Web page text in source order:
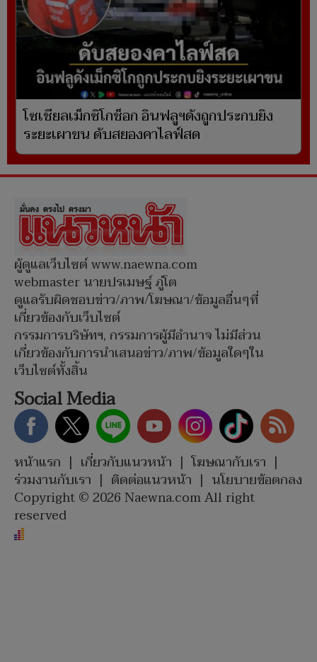
โซเชียลเม็กซิโกช็อก อินฟลูฯดังถูกประกบยิง
ระยะเผาขน ดับสยองคาไลฟ์สด
ผู้ดูแลเว็บไซต์ www.naewna.com
webmaster นายปรเมษฐ์ ภู่โต
ดูแลรับผิดชอบข่าว/ภาพ/โฆษณา/ข้อมูลอื่นๆที่
เกี่ยวข้องกับเว็บไซต์
กรรมการบริษัทฯ, กรรมการผู้มีอำนาจ ไม่มีส่วน
เกี่ยวข้องกับการนำเสนอข่าว/ภาพ/ข้อมูลใดๆใน
เว็บไซต์ทั้งสิ้น
Social Media
หน้าแรก | เกี่ยวกับแนวหน้า | โฆษณากับเรา |
ร่วมงานกับเรา | ติดต่อแนวหน้า | นโยบายข้อตกลง
Copyright © 2026 Naewna.com All right
reserved